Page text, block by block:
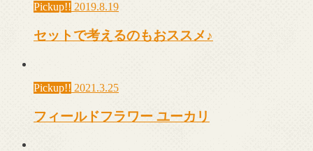
Pickup!! 2019.8.19
セットで考えるのもおススメ♪
Pickup!! 2021.3.25
フィールドフラワー ユーカリ